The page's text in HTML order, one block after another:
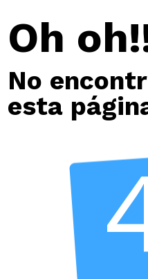
Oh
No
esta